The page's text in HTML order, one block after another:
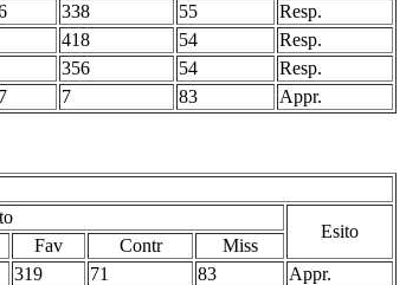
338 55
Resp.
418 54
Resp.
356 54
Resp.
7 83 Appr.
Esito
Fav Contr
Miss
319 71 83
Appr.